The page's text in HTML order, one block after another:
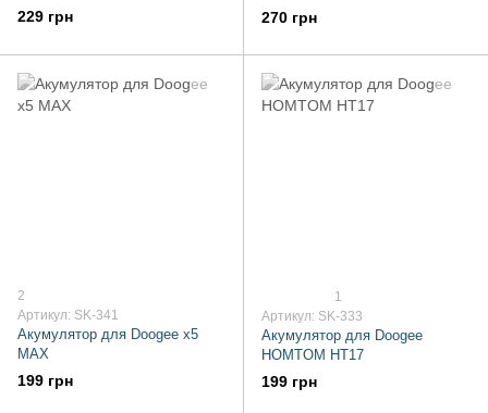
229 грн 270 грн
2
Артикул: SK-341
Акумулятор для Doogee x5
MAX
199 грн
1
Артикул: SK-333
Акумулятор для Doogee
HOMTOM HT17
199 грн